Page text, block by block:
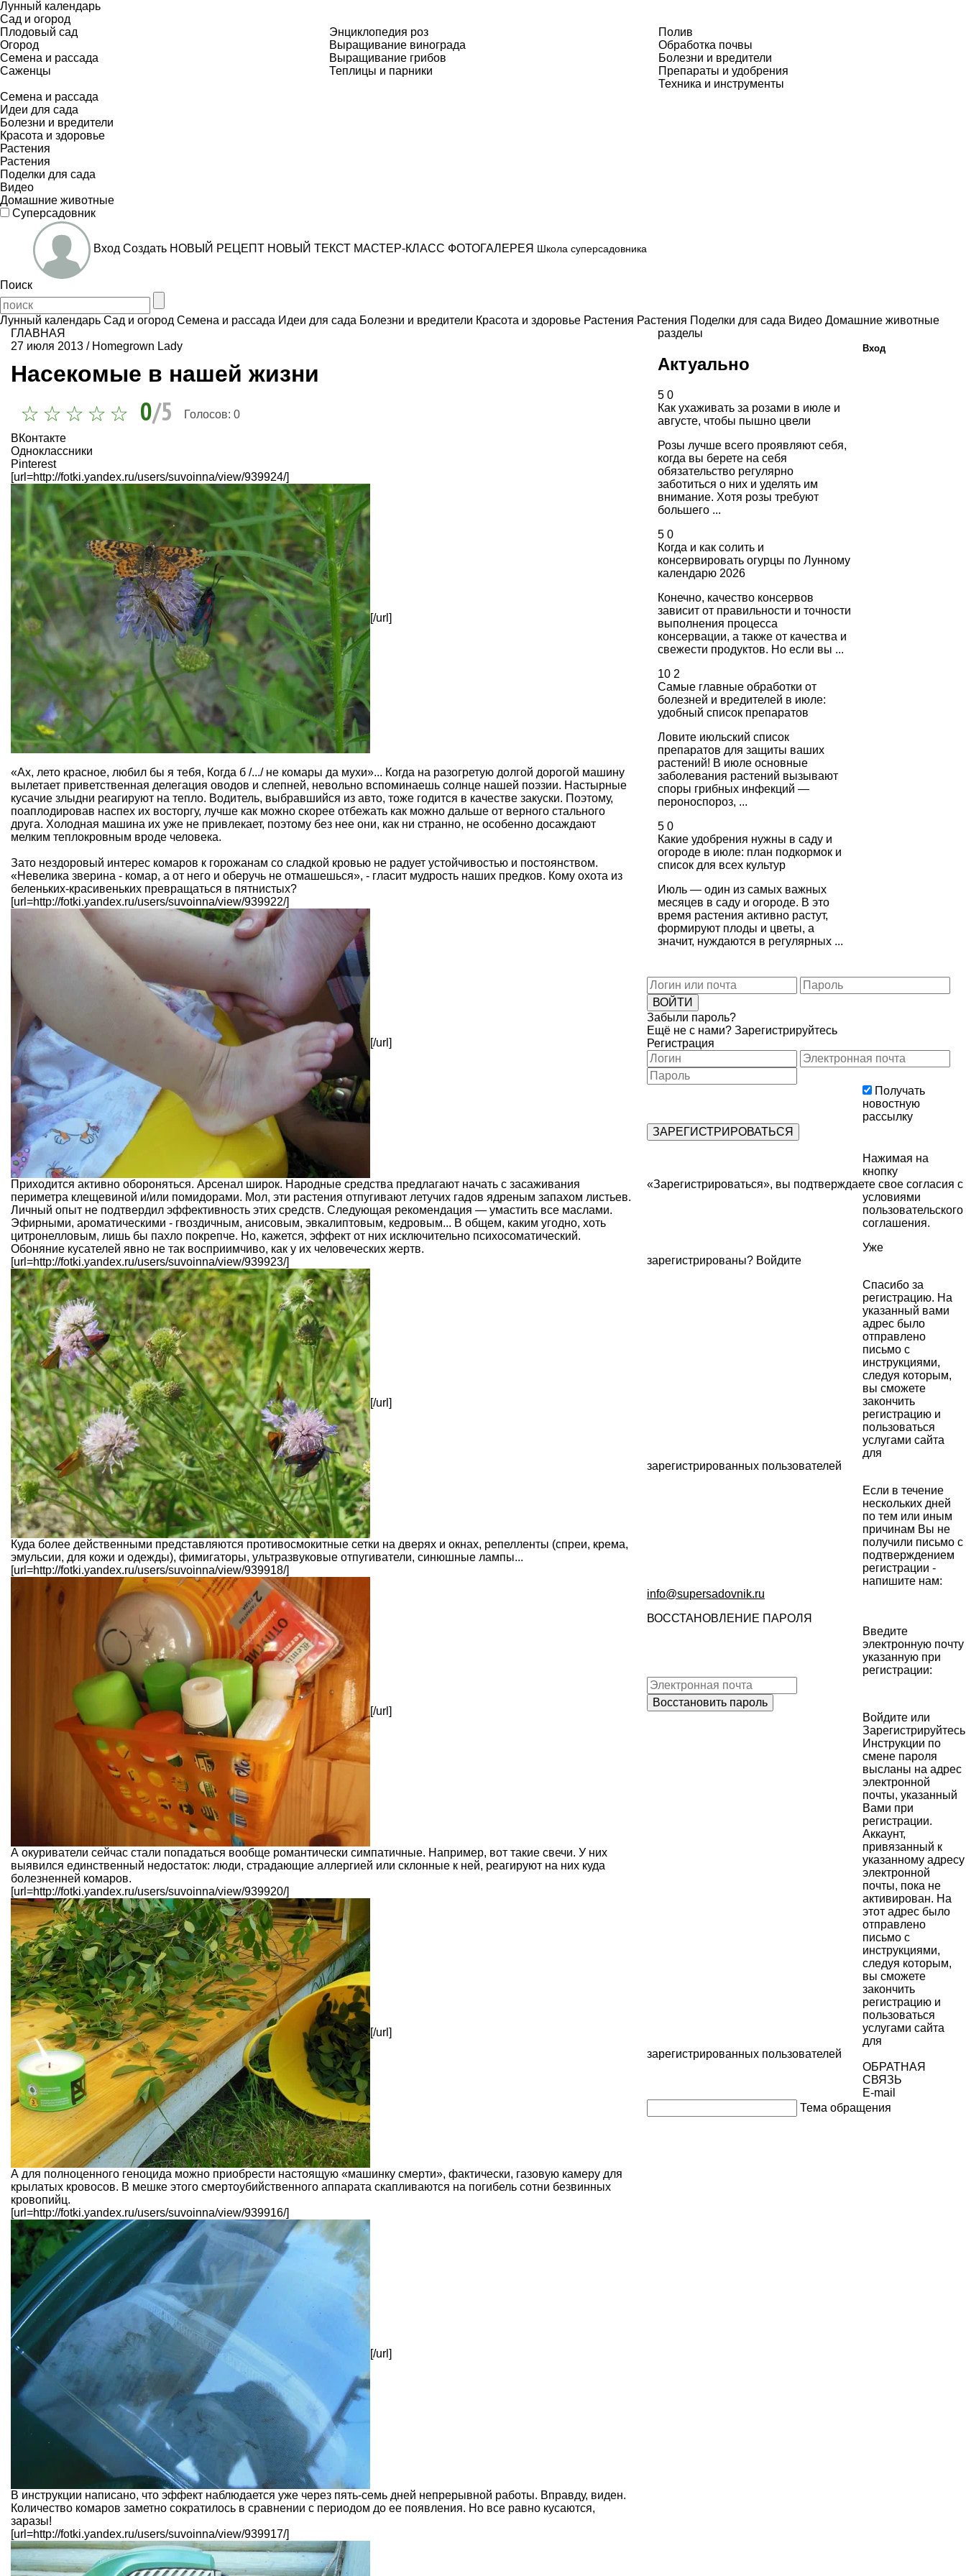
Лунный календарь
Сад и огород
Плодовый сад
Огород
Семена и рассада
Саженцы
Энциклопедия роз
Выращивание винограда
Выращивание грибов
Теплицы и парники
Полив
Обработка почвы
Болезни и вредители
Препараты и удобрения
Техника и инструменты
Семена и рассада
Идеи для сада
Болезни и вредители
Красота и здоровье
Растения
Растения
Поделки для сада
Видео
Домашние животные
Суперсадовник
Вход Создать НОВЫЙ РЕЦЕПТ НОВЫЙ ТЕКСТ МАСТЕР-КЛАСС ФОТОГАЛЕРЕЯ Школа суперсадовника
Поиск
Лунный календарь Сад и огород Семена и рассада Идеи для сада Болезни и вредители Красота и здоровье Растения Растения Поделки для сада Видео Домашние животные
ГЛАВНАЯ
27 июля 2013 / Homegrown Lady
Насекомые в нашей жизни
0/5 Голосов: 0
ВКонтакте
Одноклассники
Pinterest
[url=http://fotki.yandex.ru/users/suvoinna/view/939924/]
[/url]
«Ах, лето красное, любил бы я тебя, Когда б /.../ не комары да мухи»... Когда на разогретую долгой дорогой машину
вылетает приветственная делегация оводов и слепней, невольно вспоминаешь солнце нашей поэзии. Настырные
кусачие злыдни реагируют на тепло. Водитель, выбравшийся из авто, тоже годится в качестве закуски. Поэтому,
поаплодировав наспех их восторгу, лучше как можно скорее отбежать как можно дальше от верного стального
друга. Холодная машина их уже не привлекает, поэтому без нее они, как ни странно, не особенно досаждают
мелким теплокровным вроде человека.
Зато нездоровый интерес комаров к горожанам со сладкой кровью не радует устойчивостью и постоянством.
«Невелика зверина - комар, а от него и оберучь не отмашешься», - гласит мудрость наших предков. Кому охота из
беленьких-красивеньких превращаться в пятнистых?
[url=http://fotki.yandex.ru/users/suvoinna/view/939922/]
[/url]
Приходится активно обороняться. Арсенал широк. Народные средства предлагают начать с засаживания
периметра клещевиной и/или помидорами. Мол, эти растения отпугивают летучих гадов ядреным запахом листьев.
Личный опыт не подтвердил эффективность этих средств. Следующая рекомендация — умастить все маслами.
Эфирными, ароматическими - гвоздичным, анисовым, эвкалиптовым, кедровым... В общем, каким угодно, хоть
цитронелловым, лишь бы пахло покрепче. Но, кажется, эффект от них исключительно психосоматический.
Обоняние кусателей явно не так восприимчиво, как у их человеческих жертв.
[url=http://fotki.yandex.ru/users/suvoinna/view/939923/]
[/url]
Куда более действенными представляются противосмокитные сетки на дверях и окнах, репелленты (спреи, крема,
эмульсии, для кожи и одежды), фимигаторы, ультразвуковые отпугиватели, синюшные лампы...
[url=http://fotki.yandex.ru/users/suvoinna/view/939918/]
[/url]
А окуриватели сейчас стали попадаться вообще романтически симпатичные. Например, вот такие свечи. У них
выявился единственный недостаток: люди, страдающие аллергией или склонные к ней, реагируют на них куда
болезненней комаров.
[url=http://fotki.yandex.ru/users/suvoinna/view/939920/]
[/url]
А для полноценного геноцида можно приобрести настоящую «машинку смерти», фактически, газовую камеру для
крылатых кровосов. В мешке этого смертоубийственного аппарата скапливаются на погибель сотни безвинных
кровопийц.
[url=http://fotki.yandex.ru/users/suvoinna/view/939916/]
[/url]
В инструкции написано, что эффект наблюдается уже через пять-семь дней непрерывной работы. Вправду, виден.
Количество комаров заметно сократилось в сравнении с периодом до ее появления. Но все равно кусаются,
заразы!
[url=http://fotki.yandex.ru/users/suvoinna/view/939917/]
разделы
Актуально
5 0
Как ухаживать за розами в июле и
августе, чтобы пышно цвели
Розы лучше всего проявляют себя,
когда вы берете на себя
обязательство регулярно
заботиться о них и уделять им
внимание. Хотя розы требуют
большего ...
5 0
Когда и как солить и
консервировать огурцы по Лунному
календарю 2026
Конечно, качество консервов
зависит от правильности и точности
выполнения процесса
консервации, а также от качества и
свежести продуктов. Но если вы ...
10 2
Самые главные обработки от
болезней и вредителей в июле:
удобный список препаратов
Ловите июльский список
препаратов для защиты ваших
растений! В июле основные
заболевания растений вызывают
споры грибных инфекций —
пероноспороз, ...
5 0
Какие удобрения нужны в саду и
огороде в июле: план подкормок и
список для всех культур
Июль — один из самых важных
месяцев в саду и огороде. В это
время растения активно растут,
формируют плоды и цветы, а
значит, нуждаются в регулярных ...
Вход
Забыли пароль?
Ещё не с нами? Зарегистрируйтесь
Регистрация
Получать
новостную
рассылку
Нажимая на
кнопку
«Зарегистрироваться», вы подтверждаете свое согласия с
условиями
пользовательского
соглашения.
Уже
зарегистрированы? Войдите
Спасибо за
регистрацию. На
указанный вами
адрес было
отправлено
письмо с
инструкциями,
следуя которым,
вы сможете
закончить
регистрацию и
пользоваться
услугами сайта
для
зарегистрированных пользователей
Если в течение
нескольких дней
по тем или иным
причинам Вы не
получили письмо с
подтверждением
регистрации -
напишите нам:
info@supersadovnik.ru
ВОССТАНОВЛЕНИЕ ПАРОЛЯ
Введите
электронную почту
указанную при
регистрации:
Войдите или
Зарегистрируйтесь
Инструкции по
смене пароля
высланы на адрес
электронной
почты, указанный
Вами при
регистрации.
Аккаунт,
привязанный к
указанному адресу
электронной
почты, пока не
активирован. На
этот адрес было
отправлено
письмо с
инструкциями,
следуя которым,
вы сможете
закончить
регистрацию и
пользоваться
услугами сайта
для
зарегистрированных пользователей
ОБРАТНАЯ
СВЯЗЬ
E-mail
Тема обращения